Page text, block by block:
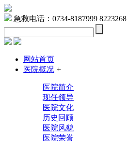
急救电话：0734-8187999 8223268
网站首页
医院概况 +
医院简介
现任领导
医院文化
历史回顾
医院风貌
医院荣誉